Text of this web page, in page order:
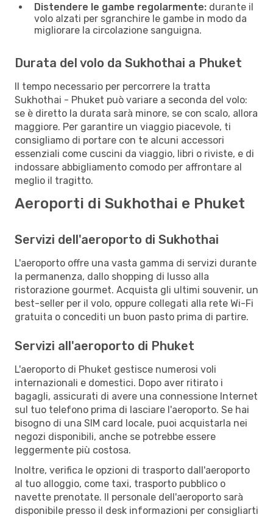
Distendere le gambe regolarmente: durante il
volo alzati per sgranchire le gambe in modo da
migliorare la circolazione sanguigna.
Durata del volo da Sukhothai a Phuket
Il tempo necessario per percorrere la tratta
Sukhothai - Phuket può variare a seconda del volo:
se è diretto la durata sarà minore, se con scalo, allora
maggiore. Per garantire un viaggio piacevole, ti
consigliamo di portare con te alcuni accessori
essenziali come cuscini da viaggio, libri o riviste, e di
indossare abbigliamento comodo per affrontare al
meglio il tragitto.
Aeroporti di Sukhothai e Phuket
Servizi dell'aeroporto di Sukhothai
L'aeroporto offre una vasta gamma di servizi durante
la permanenza, dallo shopping di lusso alla
ristorazione gourmet. Acquista gli ultimi souvenir, un
best-seller per il volo, oppure collegati alla rete Wi-Fi
gratuita o concediti un buon pasto prima di partire.
Servizi all'aeroporto di Phuket
L'aeroporto di Phuket gestisce numerosi voli
internazionali e domestici. Dopo aver ritirato i
bagagli, assicurati di avere una connessione Internet
sul tuo telefono prima di lasciare l'aeroporto. Se hai
bisogno di una SIM card locale, puoi acquistarla nei
negozi disponibili, anche se potrebbe essere
leggermente più costosa.
Inoltre, verifica le opzioni di trasporto dall'aeroporto
al tuo alloggio, come taxi, trasporto pubblico o
navette prenotate. Il personale dell'aeroporto sarà
disponibile presso il desk informazioni per consigliarti